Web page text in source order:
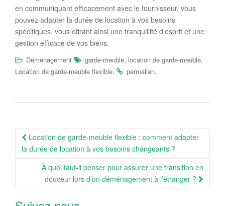
en communiquant efficacement avec le fournisseur, vous
pouvez adapter la durée de location à vos besoins
spécifiques, vous offrant ainsi une tranquillité d’esprit et une
gestion efficace de vos biens.
Déménagement garde-meuble, location de garde-meuble,
Location de garde-meuble flexible. permalien.
Navigation
Article
Location de garde-meuble flexible : comment adapter
la durée de location à vos besoins changeants ?
À quoi faut-il penser pour assurer une transition en
douceur lors d’un déménagement à l’étranger ?